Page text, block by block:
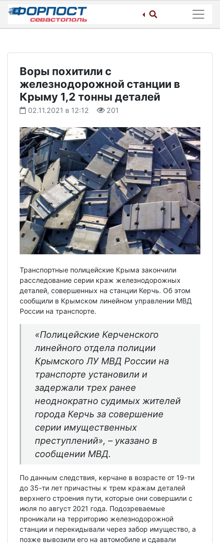
Skip
content
Воры похитили с
железнодорожной станции в
Крыму 1,2 тонны деталей
02.11.2021 в 12:12 201
Транспортные полицейские Крыма закончили
расследование серии краж железнодорожных
деталей, совершенных на станции Керчь. Об этом
сообщили в Крымском линейном управлении МВД
России на транспорте.
«Полицейские Керченского
линейного отдела полиции
Крымского ЛУ МВД России на
транспорте установили и
задержали трех ранее
неоднократно судимых жителей
города Керчь за совершение
серии имущественных
преступлений», – указано в
сообщении МВД.
По данным следствия, керчане в возрасте от 19-ти
до 35-ти лет причастны к трем кражам деталей
верхнего строения пути, которые они совершили с
июля по август 2021 года. Подозреваемые
проникали на территорию железнодорожной
станции и перекидывали через забор имущество, а
позже вывозили его на автомобиле и сдавали